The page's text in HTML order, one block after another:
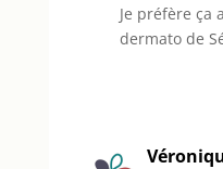
Je préfère ça
dermato de